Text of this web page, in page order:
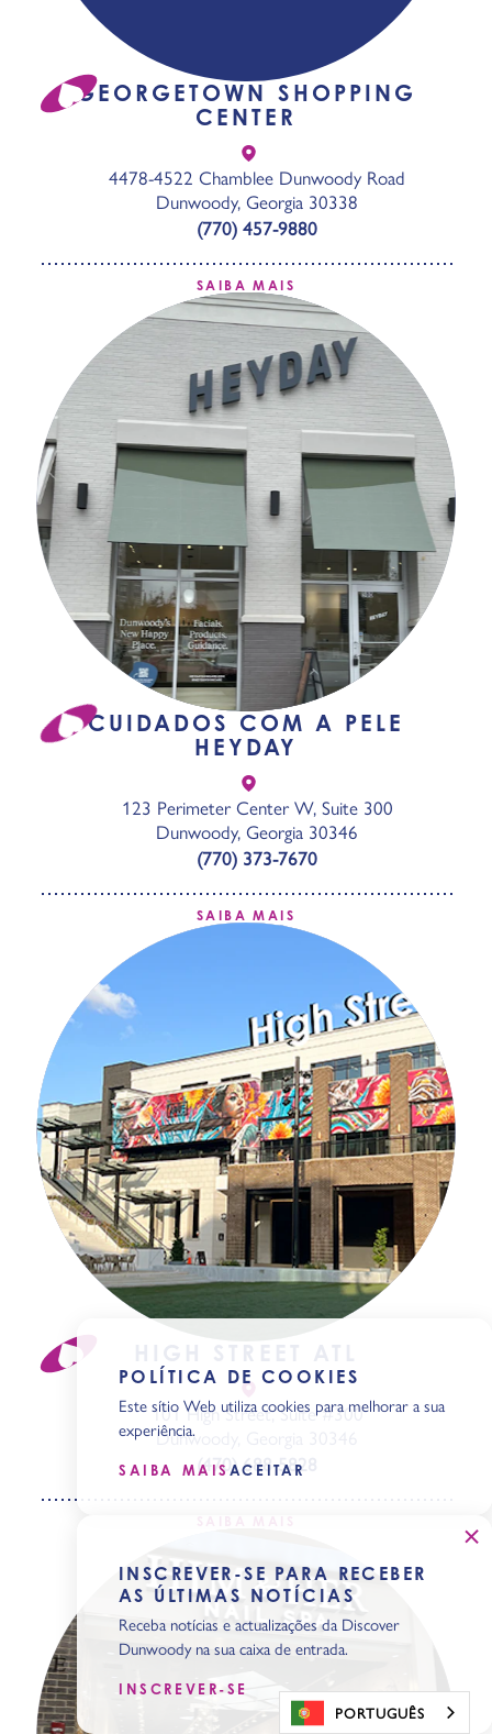
GEORGETOWN SHOPPING
CENTER
4478-4522 Chamblee Dunwoody Road
Dunwoody, Georgia 30338
(770) 457-9880
SAIBA MAIS
CUIDADOS COM A PELE
HEYDAY
123 Perimeter Center W, Suite 300
Dunwoody, Georgia 30346
(770) 373-7670
SAIBA MAIS
101 High Street, Suite #300
Dunwoody, Georgia 30346
(470) 688-5828
POLÍTICA DE COOKIES
Este sítio Web utiliza cookies para melhorar a sua
experiência.
SAIBA MAIS ACEITAR
INSCREVER-SE PARA RECEBER
AS ÚLTIMAS NOTÍCIAS
Receba notícias e actualizações da Discover
Dunwoody na sua caixa de entrada.
INSCREVER-SE
PORTUGUÊS